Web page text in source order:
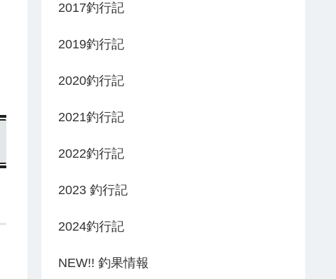
2017釣行記
2019釣行記
2020釣行記
2021釣行記
2022釣行記
2023 釣行記
2024釣行記
NEW!! 釣果情報